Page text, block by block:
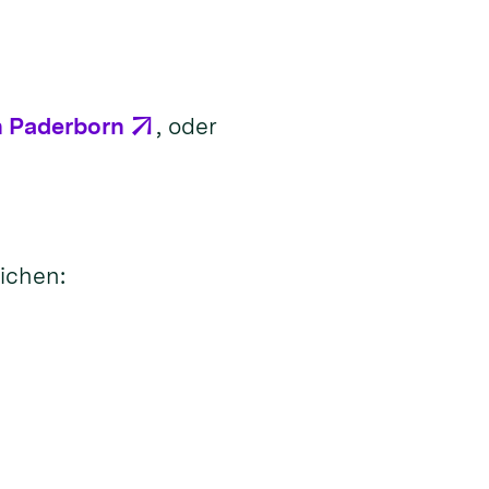
, oder